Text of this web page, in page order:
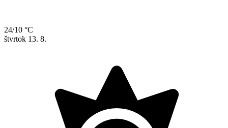
24/10 °C
štvrtok 13. 8.